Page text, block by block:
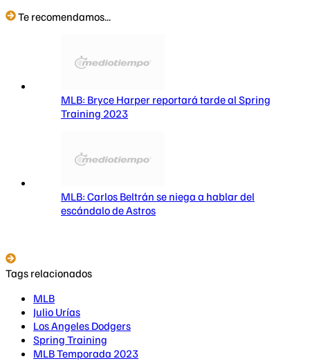
Te recomendamos...
MLB: Bryce Harper reportará tarde al Spring
Training 2023
MLB: Carlos Beltrán se niega a hablar del
escándalo de Astros
Tags relacionados
MLB
Julio Urías
Los Angeles Dodgers
Spring Training
MLB Temporada 2023